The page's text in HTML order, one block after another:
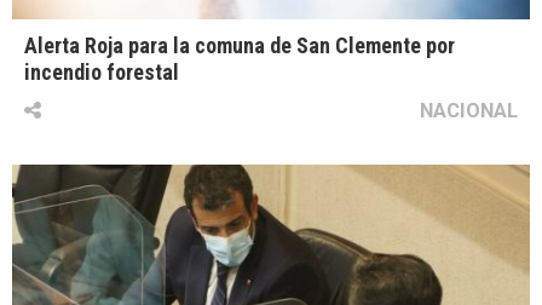
Alerta Roja para la comuna de San Clemente por
incendio forestal
NACIONAL